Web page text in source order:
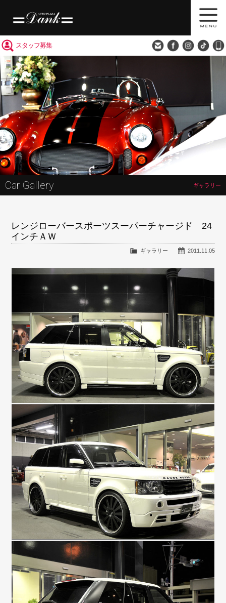
スタッフ募集
Car Gallery ギャラリー
レンジローバースポーツスーパーチャージド 24
インチＡＷ
2011.11.05
ギャラリー